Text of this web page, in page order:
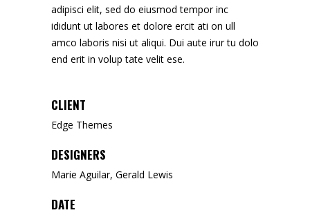
adipisci elit, sed do eiusmod tempor inc
ididunt ut labores et dolore ercit ati on ull
amco laboris nisi ut aliqui. Dui aute irur tu dolo
end erit in volup tate velit ese.
CLIENT
Edge Themes
DESIGNERS
Marie Aguilar, Gerald Lewis
DATE